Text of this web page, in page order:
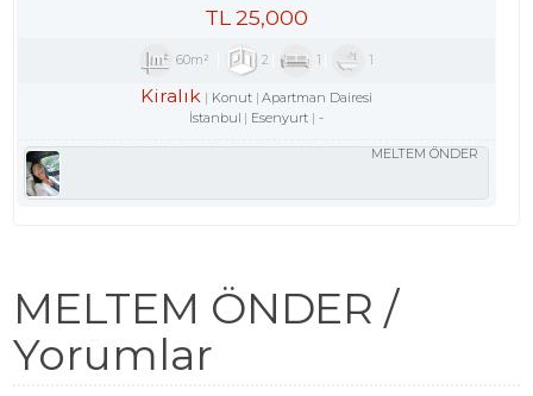
TL 25,000
60m² 2 1 1
Kiralık Konut
Apartman Dairesi
İstanbul
Esenyurt -
MELTEM ÖNDER
MELTEM ÖNDER /
Yorumlar